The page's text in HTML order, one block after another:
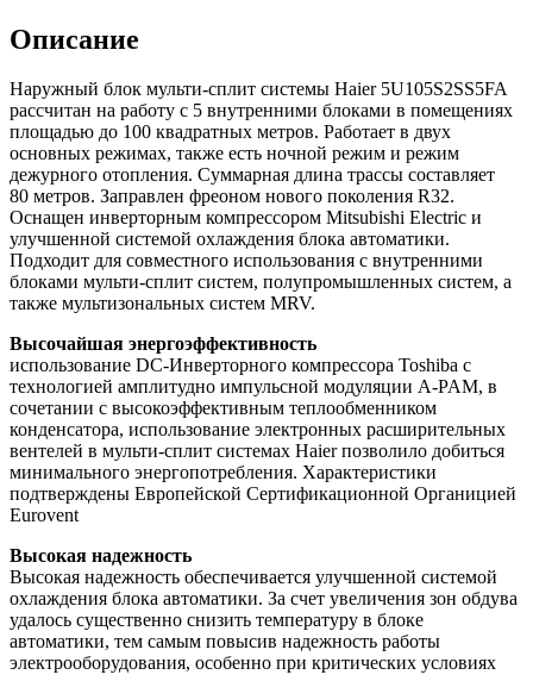
Описание
Наружный блок мульти-сплит системы Haier 5U105S2SS5FA
рассчитан на работу с 5 внутренними блоками в помещениях
площадью до 100 квадратных метров. Работает в двух
основных режимах, также есть ночной режим и режим
дежурного отопления. Суммарная длина трассы составляет
80 метров. Заправлен фреоном нового поколения R32.
Оснащен инверторным компрессором Mitsubishi Electric и
улучшенной системой охлаждения блока автоматики.
Подходит для совместного использования с внутренними
блоками мульти-сплит систем, полупромышленных систем, а
также мультизональных систем MRV.
Высочайшая энергоэффективность
использование DC-Инверторного компрессора Toshiba с
технологией амплитудно импульсной модуляции A-PAM, в
сочетании с высокоэффективным теплообменником
конденсатора, использование электронных расширительных
вентелей в мульти-сплит системах Haier позволило добиться
минимального энергопотребления. Характеристики
подтверждены Европейской Сертификационной Органицией
Eurovent
Высокая надежность
Высокая надежность обеспечивается улучшенной системой
охлаждения блока автоматики. За счет увеличения зон обдува
удалось существенно снизить температуру в блоке
автоматики, тем самым повысив надежность работы
электрооборудования, особенно при критических условиях